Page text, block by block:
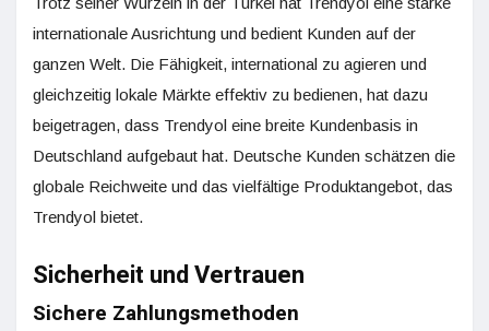
internationale Ausrichtung und bedient Kunden auf der
ganzen Welt. Die Fähigkeit, international zu agieren und
gleichzeitig lokale Märkte effektiv zu bedienen, hat dazu
beigetragen, dass Trendyol eine breite Kundenbasis in
Deutschland aufgebaut hat. Deutsche Kunden schätzen die
globale Reichweite und das vielfältige Produktangebot, das
Trendyol bietet.
Sicherheit und Vertrauen
Sichere Zahlungsmethoden